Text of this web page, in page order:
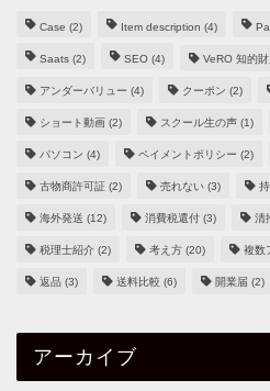
Case (2) Item description (4)
Saats (2) SEO (4) VeRO 知的
アンダーバリュー (4) クーポン (2)
ショート動画 (2) スクール生の声 (1)
パソコン (4) ペイメントポリシー (2)
古物商許可証 (2) 売れない (3)
海外発送 (12) 消費税還付 (3) 清
税理士紹介 (2) 考え方 (20) 複数
返品 (3) 送料比較 (6) 開業届 (2)
アーカイブ